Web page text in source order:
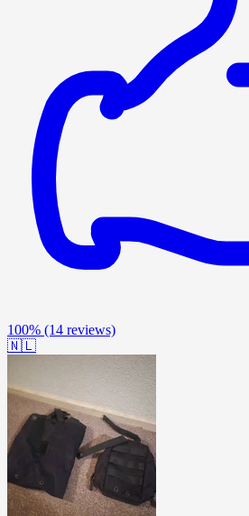
100% (14 reviews)
🇳🇱